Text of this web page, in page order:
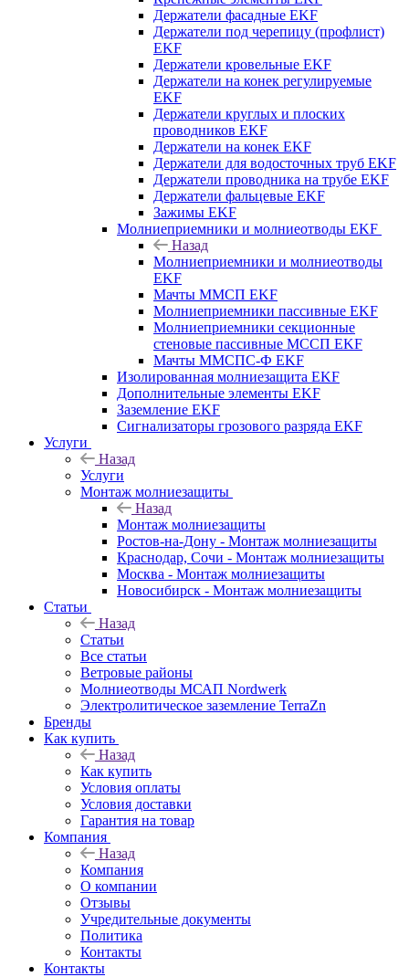
Держатели фасадные EKF
Держатели под черепицу (профлист)
EKF
Держатели кровельные EKF
Держатели на конек регулируемые
EKF
Держатели круглых и плоских
проводников EKF
Держатели на конек EKF
Держатели для водосточных труб EKF
Держатели проводника на трубе EKF
Держатели фальцевые EKF
Зажимы EKF
Молниеприемники и молниеотводы EKF
Назад
Молниеприемники и молниеотводы
EKF
Мачты ММСП EKF
Молниеприемники пассивные EKF
Молниеприемники секционные
стеновые пассивные МССП EKF
Мачты ММСПС-Ф EKF
Изолированная молниезащита EKF
Дополнительные элементы EKF
Заземление EKF
Сигнализаторы грозового разряда EKF
Услуги
Назад
Услуги
Монтаж молниезащиты
Назад
Монтаж молниезащиты
Ростов-на-Дону - Монтаж молниезащиты
Краснодар, Сочи - Монтаж молниезащиты
Москва - Монтаж молниезащиты
Новосибирск - Монтаж молниезащиты
Статьи
Назад
Статьи
Все статьи
Ветровые районы
Молниеотводы МСАП Nordwerk
Электролитическое заземление TerraZn
Бренды
Как купить
Назад
Как купить
Условия оплаты
Условия доставки
Гарантия на товар
Компания
Назад
Компания
О компании
Отзывы
Учредительные документы
Политика
Контакты
Контакты